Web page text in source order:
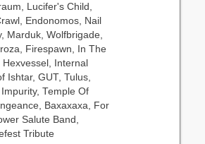
Lucifer's Child,
Endonomos, Nail
Marduk, Wolfbrigade,
Firespawn, In The
Internal
Ishtar, GUT, Tulus,
Temple Of
Baxaxaxa, For
Salute Band,
Tribute